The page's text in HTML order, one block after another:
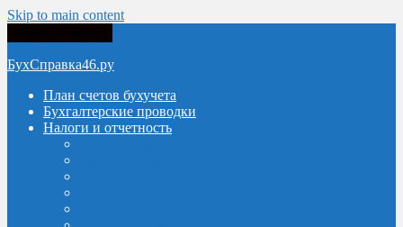
Skip to main content
БухСправка46.ру
План счетов бухучета
Бухгалтерские проводки
Налоги и отчетность